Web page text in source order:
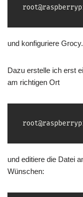
und konfiguriere Grocy.
Dazu erstelle ich erst
am richtigen Ort
und editiere die Datei
Wünschen: